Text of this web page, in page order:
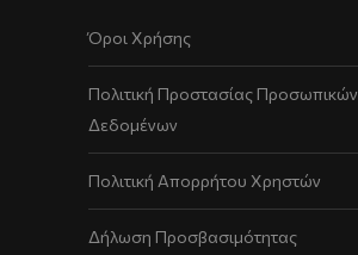
Όροι Χρήσης
Πολιτική Προστασίας Προσωπικών
Δεδομένων
Πολιτική Απορρήτου Χρηστών
Δήλωση Προσβασιμότητας